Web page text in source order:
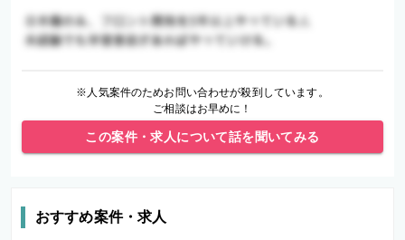
※人気案件のためお問い合わせが殺到しています。
ご相談はお早めに！
この案件・求人について話を聞いてみる
おすすめ案件・求人